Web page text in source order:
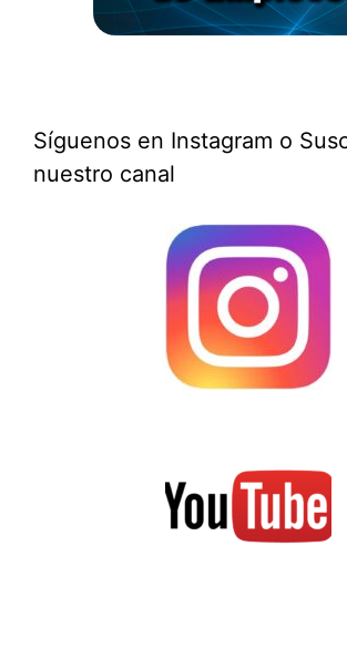
Síguenos en Instagram o
nuestro canal